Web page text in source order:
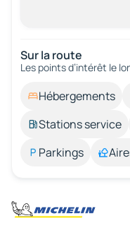
Sur la route
Les points d’intérêt le
Hébergements
Stations service
Parkings